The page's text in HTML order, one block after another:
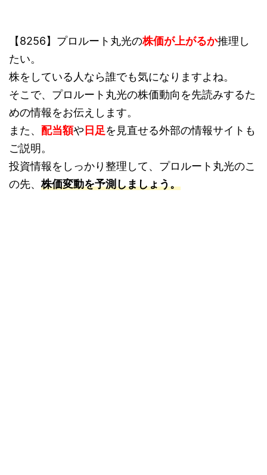
【8256】プロルート丸光の株価が上がるか推理し
たい。
株をしている人なら誰でも気になりますよね。
そこで、プロルート丸光の株価動向を先読みするた
めの情報をお伝えします。
また、 配当額や日足を見直せる外部の情報サイトも
ご説明。
投資情報をしっかり整理して、プロルート丸光のこ
の先、株価変動を予測しましょう。